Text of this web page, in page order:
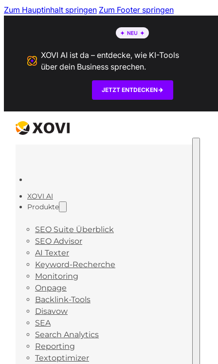
Zum Hauptinhalt springen Zum Footer springen
XOVI AI ist da – entdecke, wie KI-Tools
über dein Business sprechen.
JETZT ENTDECKEN
XOVI AI
Produkte
SEO Suite Überblick
SEO Advisor
AI Texter
Keyword-Recherche
Monitoring
Onpage
Backlink-Tools
Disavow
SEA
Search Analytics
Reporting
Textoptimizer